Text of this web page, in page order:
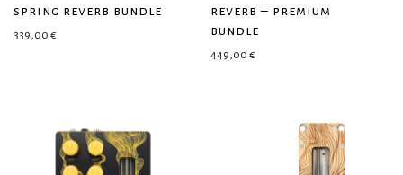
spring reverb bundle
339,00 €
reverb – premium
bundle
449,00 €